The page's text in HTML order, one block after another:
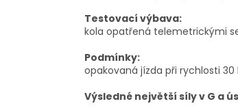
Testovací výbava:
kola opatřená telemetrickými
Podmínky:
opakovaná jízda při rychlosti
Výsledné největší síly v G a